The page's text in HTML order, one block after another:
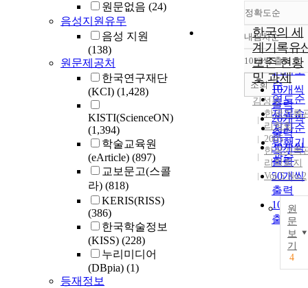
원문없음 (24)
음성지원유무
음성 지원
(138)
원문제공처
한국연구재단
(KCI) (1,428)
KISTI(ScienceON)
(1,394)
학술교육원
(eArticle) (897)
교보문고(스콜
라) (818)
KERIS(RISS)
(386)
한국학술정보
(KISS) (228)
누리미디어
(DBpia) (1)
등재정보
정확도순
정확도
순
인기도
순
연도순
제목순
저자순
발행기
관순
내림차순
내림차
10개씩 출력
10개씩
출력
20개씩
출력
30개씩
출력
50개씩
출력
100개
출력
조회
한국의 세
계기록유
보존 현황
및 과제
김성수
한국기록
리학회
2005
한국기록
리학회지
Vol.5 No.2
원
문
보
기
4